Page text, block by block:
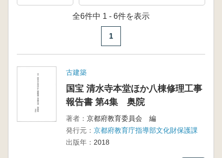
全6件中 1 - 6件を表示
1
古建築
国宝 清水寺本堂ほか八棟修理工事
報告書 第4集 奥院
著者： 京都府教育委員会 編
発行元： 京都府教育庁指導部文化財保護課
出版年： 2018